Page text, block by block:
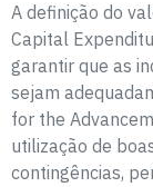
A definição do
Capital
garantir que as
sejam
for the
utilização de
contingências,